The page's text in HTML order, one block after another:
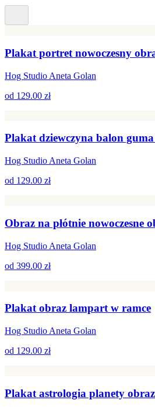
Plakat portret nowoczesny
Hog Studio Aneta Golan
od 129.00 zł
Plakat dziewczyna balon
Hog Studio Aneta Golan
od 129.00 zł
Obraz na płótnie nowoczesne
Hog Studio Aneta Golan
od 399.00 zł
Plakat obraz lampart w ramce
Hog Studio Aneta Golan
od 129.00 zł
Plakat astrologia planety